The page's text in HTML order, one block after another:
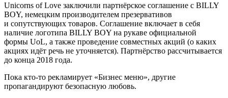
Unicorns of Love заключили партнёрское соглашение с BILLY
BOY, немецким производителем презервативов
и сопутствующих товаров. Соглашение включает в себя
наличие логотипа BILLY BOY на рукаве официальной
формы UoL, а также проведение совместных акций (о каких
акциях идёт речь не уточняется). Партнёрство рассчитывается
до конца 2018 года.
Пока кто-то рекламирует «Бизнес меню», другие
пропагандируют безопасную любовь.